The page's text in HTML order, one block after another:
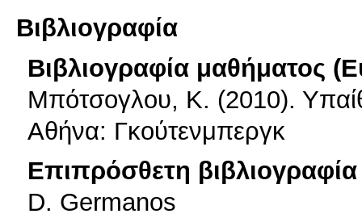
Βιβλιογραφία
Βιβλιογραφία μαθήματος
Μπότσογλου, Κ. (2010).
Αθήνα: Γκούτενμπεργκ
Επιπρόσθετη βιβλιογραφία
D. Germanos